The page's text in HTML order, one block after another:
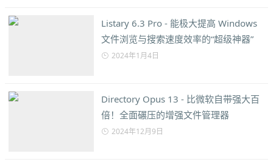
Listary 6.3 Pro - 能极大提高 Windows
文件浏览与搜索速度效率的“超级神器”
2024年1月4日
Directory Opus 13 - 比微软自带强大百
倍！全面碾压的增强文件管理器
2024年12月9日